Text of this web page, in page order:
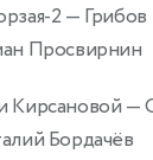
2 — Грибов
Просвирнин
Кирсановой —
Бордачёв